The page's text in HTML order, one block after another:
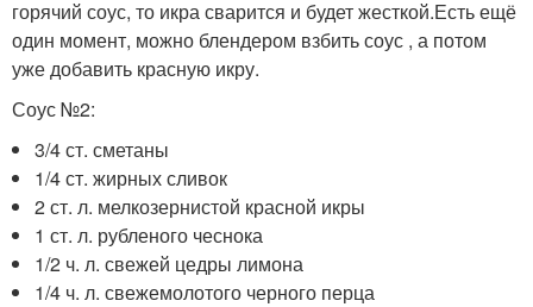
горячий соус, то икра сварится и будет жесткой.Есть ещё
один момент, можно блендером взбить соус , а потом
уже добавить красную икру.
Соус №2:
3/4 ст. сметаны
1/4 ст. жирных сливок
2 ст. л. мелкозернистой красной икры
1 ст. л. рубленого чеснока
1/2 ч. л. свежей цедры лимона
1/4 ч. л. свежемолотого черного перца